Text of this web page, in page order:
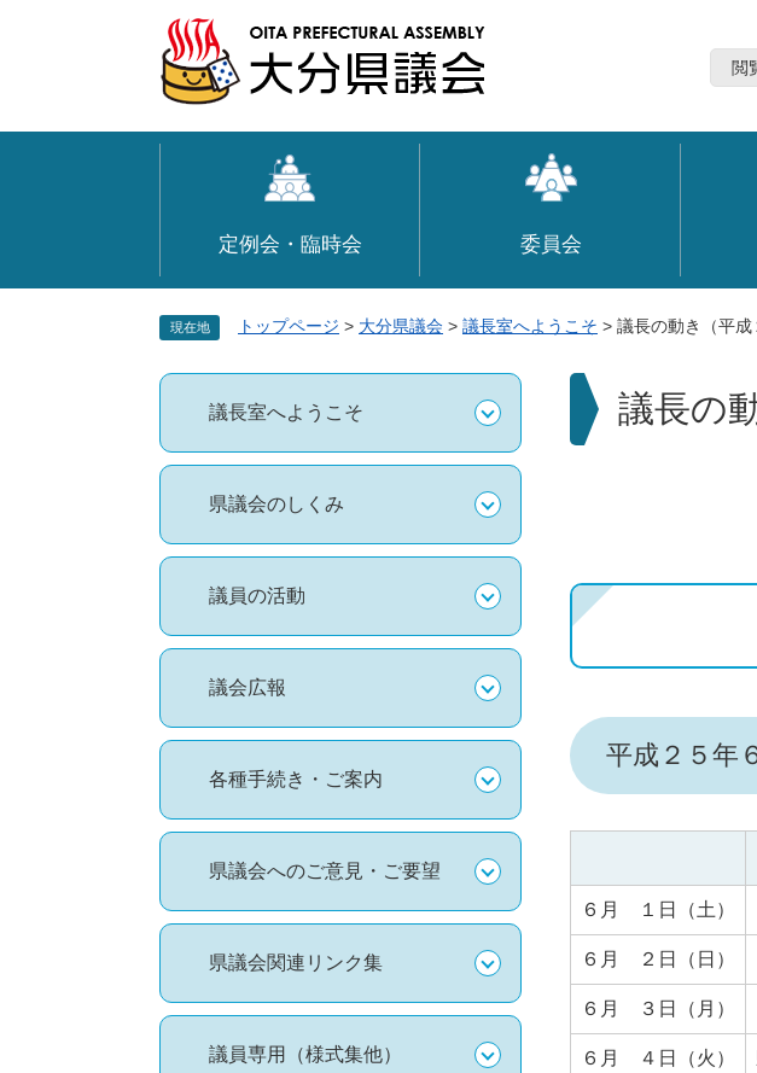
先
を
閲
定例会・臨時会 委員会
現在地 トップページ > 大分県議会 > 議長室へようこそ > 議長の動き（平成
本
議長の
平成２５年
６月 １日（土）
６月 ２日（日）
６月 ３日（月）
６月 ４日（火）
議長室へようこそ
県議会のしくみ
議員の活動
議会広報
各種手続き・ご案内
県議会へのご意見・ご要望
県議会関連リンク集
議員専用（様式集他）